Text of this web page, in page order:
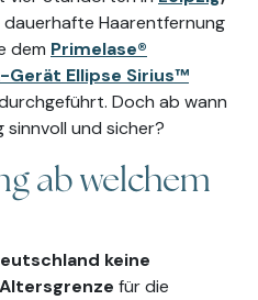
dauerhafte Haarentfernung
dem Primelase®
Gerät Ellipse Sirius™
Doch ab wann
sinnvoll und sicher?
ab welchem
keine
für die